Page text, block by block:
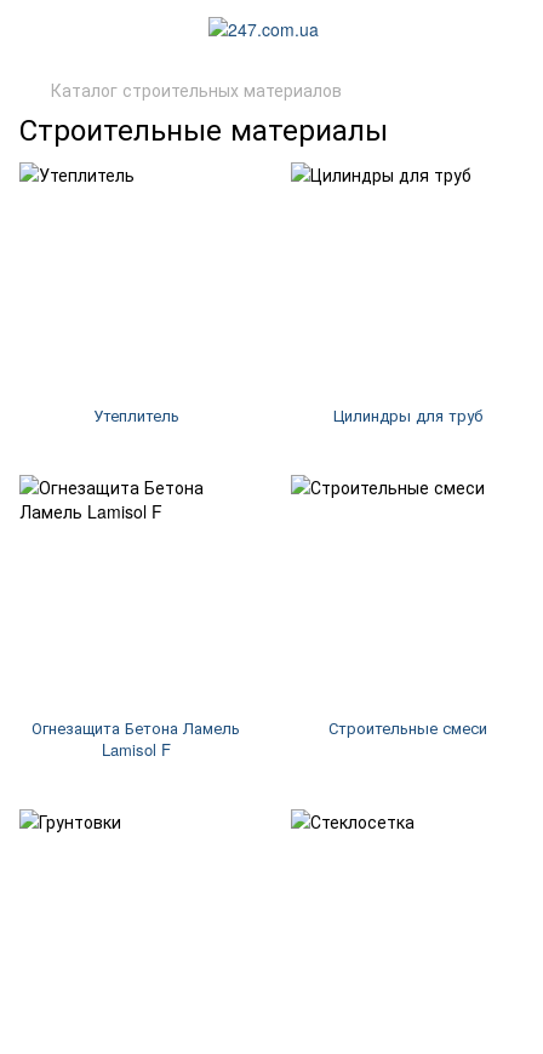
Каталог строительных материалов
Строительные материалы
Утеплитель Цилиндры для труб
Огнезащита Бетона Ламель
Lamisol F
Строительные смеси